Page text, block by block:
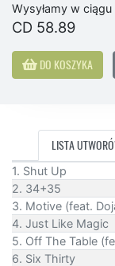
Wysyłamy w
CD 58.89
DO KOSZYKA
LISTA
1. Shut Up
2. 34+35
3. Motive (feat.
4. Just Like Magic
5. Off The Table
6. Six Thirty